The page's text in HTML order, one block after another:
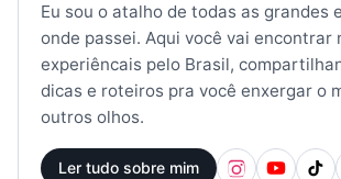
Eu sou o atalho de todas as grandes
onde passei. Aqui você vai encontrar
experiêncais pelo Brasil,
dicas e roteiros pra você enxergar o
outros olhos.
Ler tudo sobre mim